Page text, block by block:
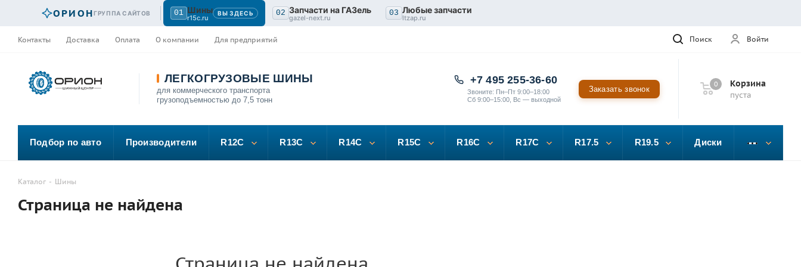
ОРИОНГРУППА САЙТОВ 01 Шины
r15c.ru
ВЫ ЗДЕСЬ 02 Запчасти на ГАЗель
gazel-next.ru
03 Любые запчасти
ltzap.ru
Контакты Доставка Оплата О компании Для предприятий Войти
Поиск
ЛЕГКОГРУЗОВЫЕ ШИНЫ
для коммерческого транспорта
грузоподъемностью до 7,5 тонн
Корзина
пуста
0
+7 495 255-36-60
Звоните: Пн–Пт 9:00–18:00
Сб 9:00–15:00, Вс — выходной
Заказать звонок
Подбор по авто Производители R12C R13C R14C R15C R16C R17C R17.5 R19.5 Диски
Каталог - Шины
Страница не найдена